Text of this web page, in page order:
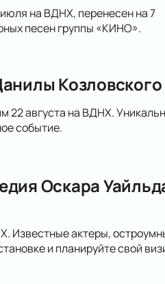
на ВДНХ, перенесен на 7
песен группы «КИНО».
Козловского
22 августа на ВДНХ.
событие.
Оскара
Известные актеры,
и планируйте свой